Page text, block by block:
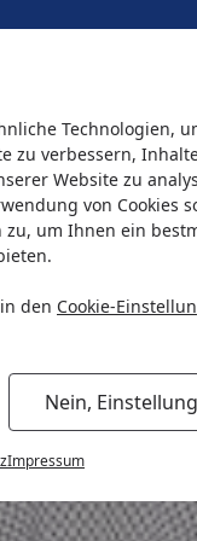
Technologien,
zu verbessern,
Website zu
von Cookies
um Ihnen ein
den Cookie-
Nein,
Impressum
& Fischfutter